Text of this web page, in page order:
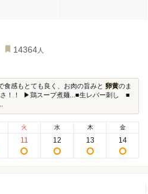
14364 人
食感もとても良く、お肉の旨みと 卵黄のま
さ！！ ⁡ ▶鶏スープ煮麺...■生レバー刺し ■
火
11
水
12
木
13
金
14